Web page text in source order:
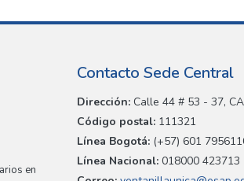
en
Contacto Sede Central
Dirección: Calle 44 # 53 - 37,
Código postal: 111321
Línea Bogotá: (+57) 601
Línea Nacional: 018000 423713